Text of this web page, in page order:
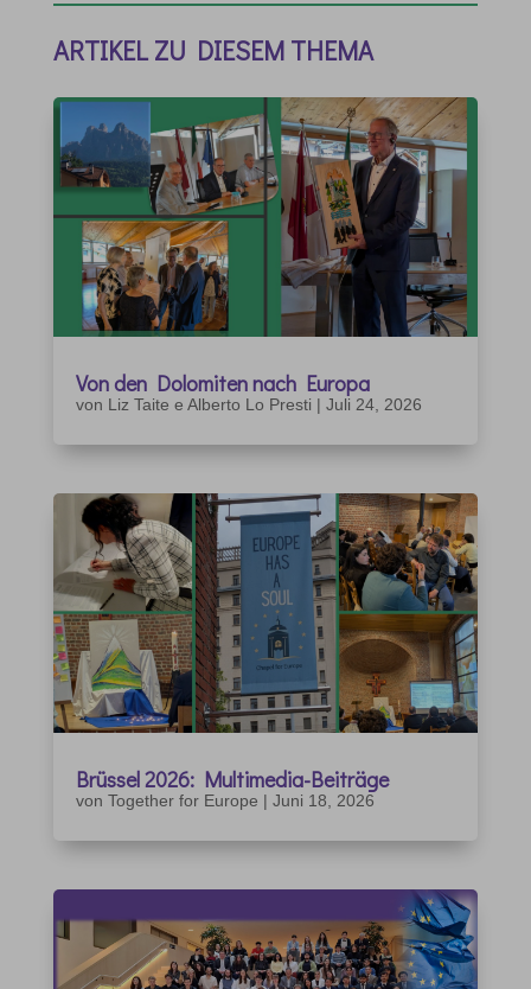
ARTIKEL ZU DIESEM THEMA
Von den Dolomiten nach Europa
von Liz Taite e Alberto Lo Presti | Juli 24, 2026
Brüssel 2026: Multimedia-Beiträge
von Together for Europe | Juni 18, 2026